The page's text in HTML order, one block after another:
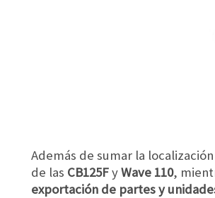
Además de sumar la
de las CB125FyWave 110,
exportación de partes y